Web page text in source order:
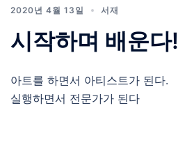
2020년 4월 13일 서재
시작하며 배운다!
아트를 하면서 아티스트가 된다.
실행하면서 전문가가 된다